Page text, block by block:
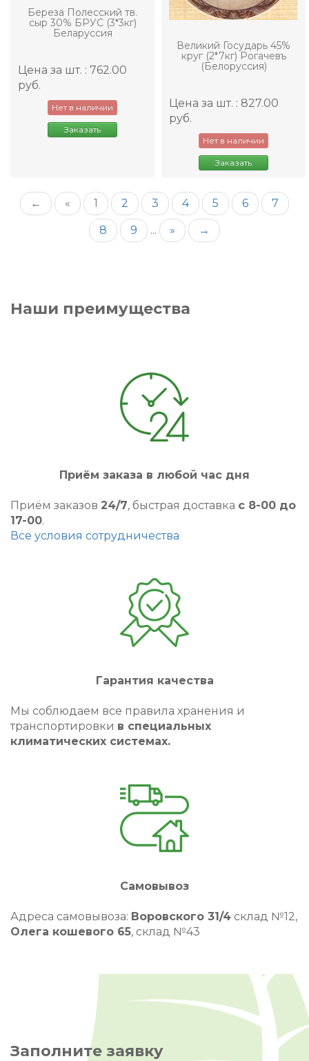
Береза Полесский тв.
сыр 30% БРУС (3*3кг)
Беларуссия
Цена за шт. : 762.00
руб.
Нет в наличии
Заказать
Великий Государь 45%
круг (2*7кг) Рогачевъ
(Белоруссия)
Цена за шт. : 827.00
руб.
Нет в наличии
Заказать
← « 1 2 3 4 5 6 7
8 9 ... » →
Наши преимущества
Приём заказа в любой час дня
Приём заказов 24/7, быстрая доставка с 8-00 до
17-00.
Все условия сотрудничества
Гарантия качества
Мы соблюдаем все правила хранения и
транспортировки в специальных
климатических системах.
Самовывоз
Адреса самовывоза: Воровского 31/4 склад №12,
Олега кошевого 65, склад №43
Заполните заявку